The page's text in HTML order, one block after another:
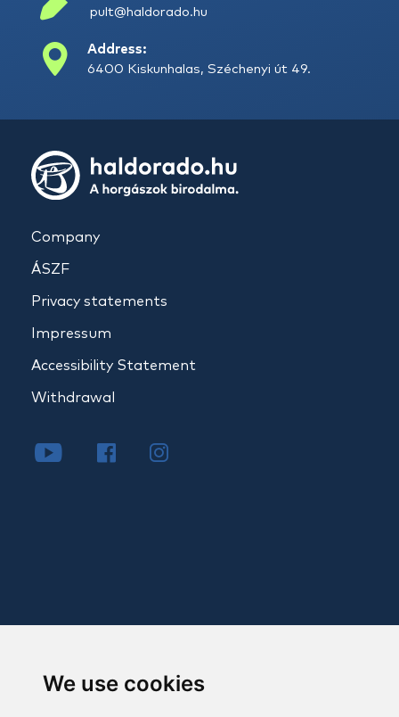
We use cookies
pult@haldorado.hu
Address:
6400 Kiskunhalas, Széchenyi út 49.
Company
ÁSZF
Privacy statements
Impressum
Accessibility Statement
Withdrawal